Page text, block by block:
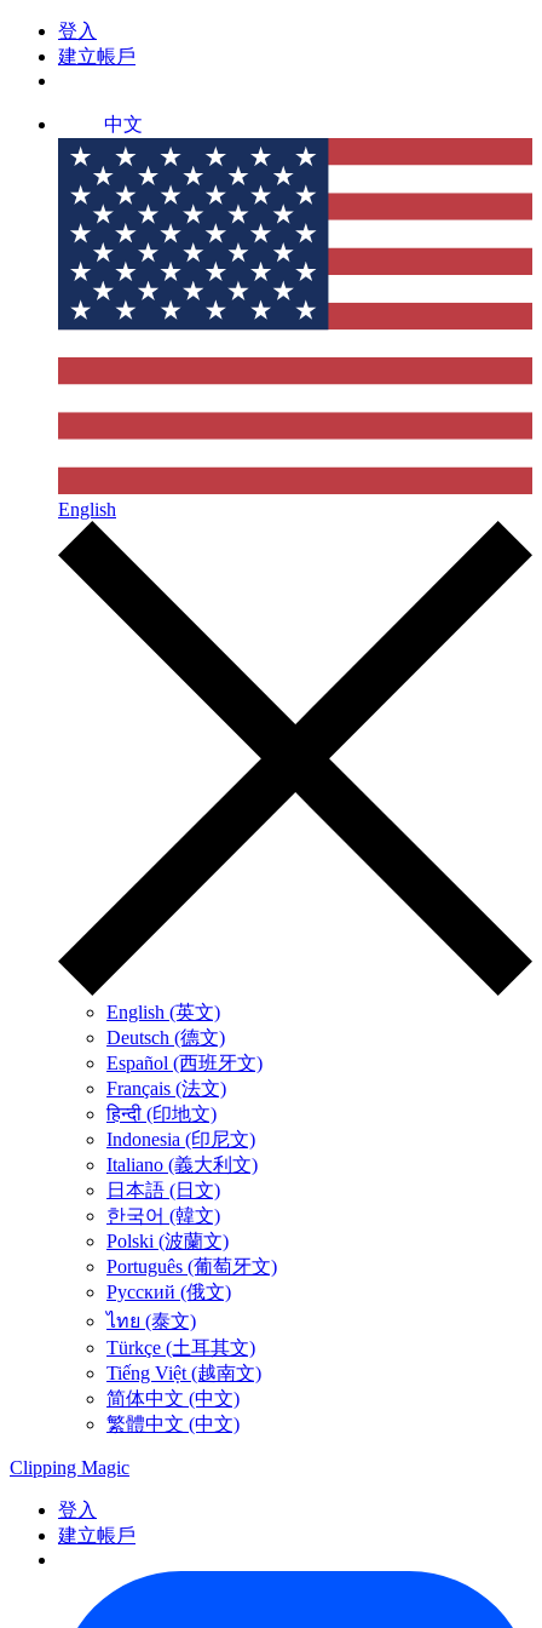
登入
建立帳戶
中文
English
English (英文)
Deutsch (德文)
Español (西班牙文)
Français (法文)
हिन्दी (印地文)
Indonesia (印尼文)
Italiano (義大利文)
日本語 (日文)
한국어 (韓文)
Polski (波蘭文)
Português (葡萄牙文)
Русский (俄文)
ไทย (泰文)
Türkçe (土耳其文)
Tiếng Việt (越南文)
简体中文 (中文)
繁體中文 (中文)
Clipping Magic
登入
建立帳戶